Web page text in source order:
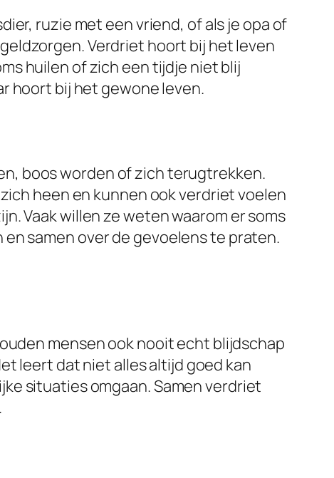
ruzie met een vriend, of als je opa of
Verdriet hoort bij het leven
huilen of zich een tijdje niet blij
hoort bij het gewone leven.
boos worden of zich terugtrekken.
heen en kunnen ook verdriet voelen
Vaak willen ze weten waarom er soms
samen over de gevoelens te praten.
mensen ook nooit echt blijdschap
leert dat niet alles altijd goed kan
situaties omgaan. Samen verdriet